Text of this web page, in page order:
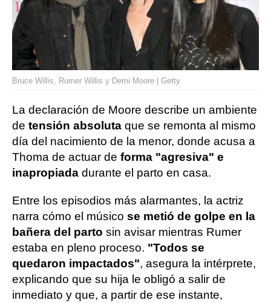
Bruce Willis, Rumer Willis y Demi Moore | Getty
La declaración de Moore describe un ambiente
de tensión absoluta que se remonta al mismo
día del nacimiento de la menor, donde acusa a
Thoma de actuar de forma "agresiva" e
inapropiada durante el parto en casa.
Entre los episodios más alarmantes, la actriz
narra cómo el músico se metió de golpe en la
bañera del parto sin avisar mientras Rumer
estaba en pleno proceso. "Todos se
quedaron impactados", asegura la intérprete,
explicando que su hija le obligó a salir de
inmediato y que, a partir de ese instante,